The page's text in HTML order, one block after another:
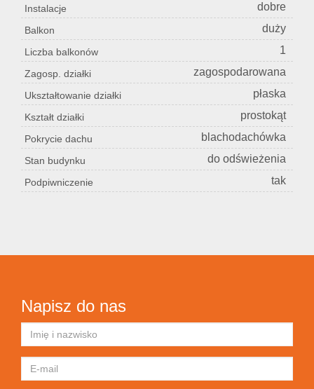
Instalacje dobre
Balkon duży
Liczba balkonów 1
Zagosp. działki zagospodarowana
Ukształtowanie działki płaska
Kształt działki prostokąt
Pokrycie dachu blachodachówka
Stan budynku do odświeżenia
Podpiwniczenie tak
Napisz do nas